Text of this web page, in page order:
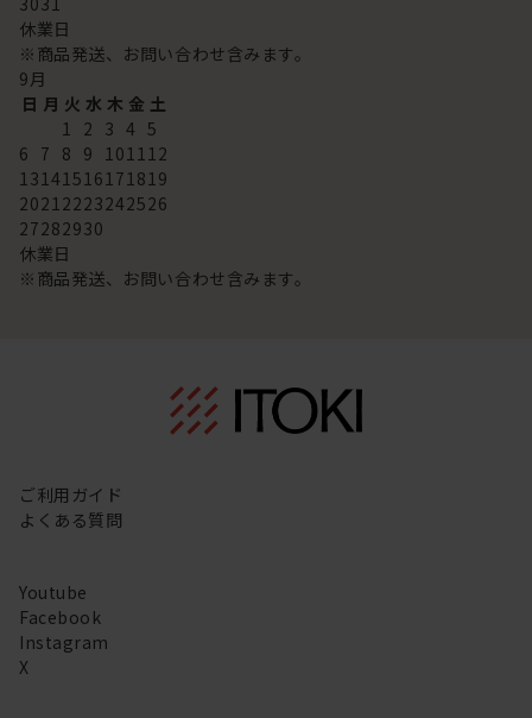
休業日
※商品発送、お問い合わせ含みます。
9月
日 月 火 水 木 金 土
1 2 3 4 5
6 7 8 9 101112
13141516171819
20212223242526
27282930
休業日
※商品発送、お問い合わせ含みます。
ご利用ガイド
よくある質問
Youtube
Facebook
Instagram
X